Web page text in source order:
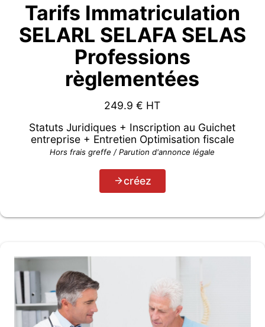
Tarifs Immatriculation
SELARL SELAFA SELAS
Professions
règlementées
249.9 € HT
Statuts Juridiques + Inscription au Guichet
entreprise + Entretien Optimisation fiscale
Hors frais greffe / Parution d'annonce légale
créez